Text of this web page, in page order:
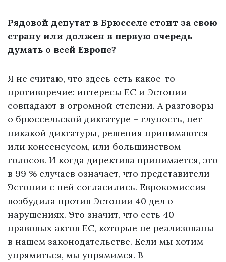
Рядовой депутат в Брюсселе стоит за свою
страну или должен в первую очередь
думать о всей Европе?
Я не считаю, что здесь есть какое-то
противоречие: интересы ЕС и Эстонии
совпадают в огромной степени. А разговоры
о брюссельской диктатуре – глупость, нет
никакой диктатуры, решения принимаются
или консенсусом, или большинством
голосов. И когда директива принимается, это
в 99 % случаев означает, что представители
Эстонии с ней согласились. Еврокомиссия
возбудила против Эстонии 40 дел о
нарушениях. Это значит, что есть 40
правовых актов ЕС, которые не реализованы
в нашем законодательстве. Если мы хотим
упрямиться, мы упрямимся. В